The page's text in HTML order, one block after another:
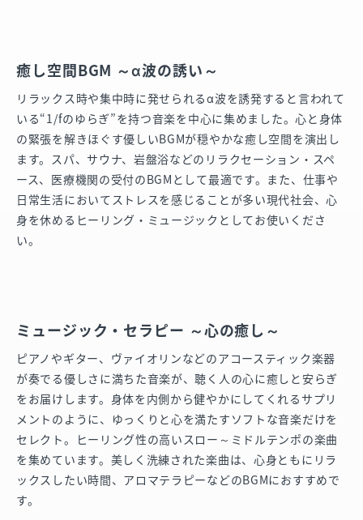
癒し空間BGM ～α波の誘い～
リラックス時や集中時に発せられるα波を誘発すると言われて
いる“1/fのゆらぎ”を持つ音楽を中心に集めました。心と身体
の緊張を解きほぐす優しいBGMが穏やかな癒し空間を演出し
ます。スパ、サウナ、岩盤浴などのリラクセーション・スペ
ース、医療機関の受付のBGMとして最適です。また、仕事や
日常生活においてストレスを感じることが多い現代社会、心
身を休めるヒーリング・ミュージックとしてお使いくださ
い。
ミュージック・セラピー ～心の癒し～
ピアノやギター、ヴァイオリンなどのアコースティック楽器
が奏でる優しさに満ちた音楽が、聴く人の心に癒しと安らぎ
をお届けします。身体を内側から健やかにしてくれるサプリ
メントのように、ゆっくりと心を満たすソフトな音楽だけを
セレクト。ヒーリング性の高いスロー～ミドルテンポの楽曲
を集めています。美しく洗練された楽曲は、心身ともにリラ
ックスしたい時間、アロマテラピーなどのBGMにおすすめで
す。